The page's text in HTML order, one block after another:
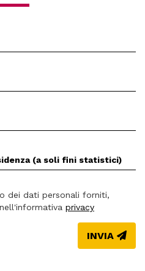
dei dati personali forniti,
privacy
INVIA